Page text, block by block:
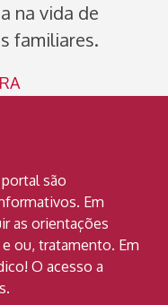
na vida de
familiares.
são
Em
as orientações
ou, tratamento. Em
O acesso a